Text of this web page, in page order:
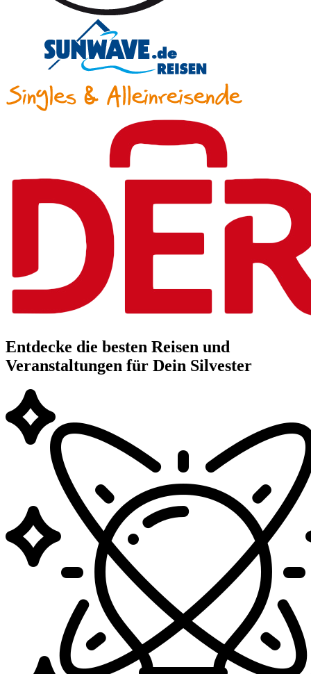
Entdecke die besten Reisen und
Veranstaltungen für Dein Silvester